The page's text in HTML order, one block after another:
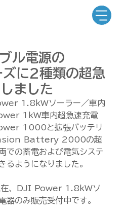
ル電源の
に2種類の超急
ました
1.8kWソーラー／車内
1kW車内超急速充電
1000と拡張バッテリ
Battery 2000の超
での蓄電および電気システ
るようになりました。
、DJI Power 1.8kWソ
器のみ販売受付中です。